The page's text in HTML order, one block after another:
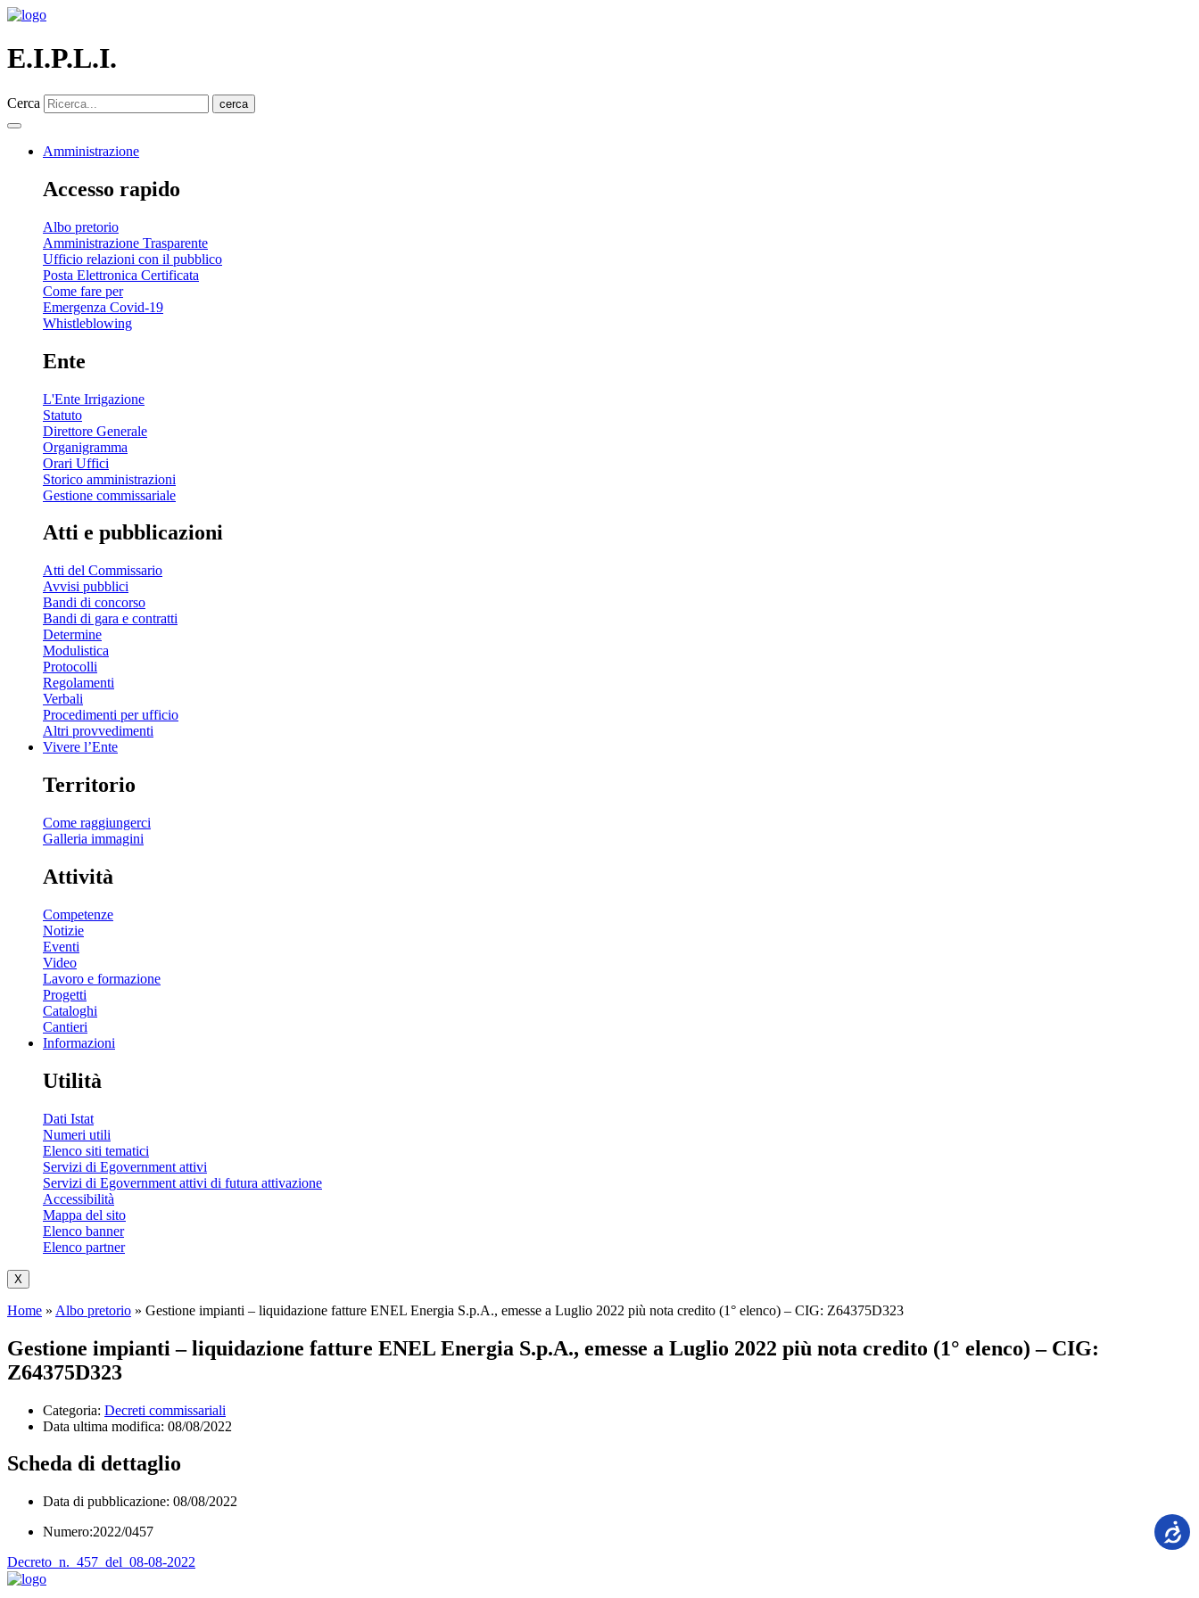
E.I.P.L.I.
Cerca cerca
Amministrazione
Accesso rapido
Albo pretorio
Amministrazione Trasparente
Ufficio relazioni con il pubblico
Posta Elettronica Certificata
Come fare per
Emergenza Covid-19
Whistleblowing
Ente
L'Ente Irrigazione
Statuto
Direttore Generale
Organigramma
Orari Uffici
Storico amministrazioni
Gestione commissariale
Atti e pubblicazioni
Atti del Commissario
Avvisi pubblici
Bandi di concorso
Bandi di gara e contratti
Determine
Modulistica
Protocolli
Regolamenti
Verbali
Procedimenti per ufficio
Altri provvedimenti
Vivere l’Ente
Territorio
Come raggiungerci
Galleria immagini
Attività
Competenze
Notizie
Eventi
Video
Lavoro e formazione
Progetti
Cataloghi
Cantieri
Informazioni
Utilità
Dati Istat
Numeri utili
Elenco siti tematici
Servizi di Egovernment attivi
Servizi di Egovernment attivi di futura attivazione
Accessibilità
Mappa del sito
Elenco banner
Elenco partner
X
Home » Albo pretorio » Gestione impianti – liquidazione fatture ENEL Energia S.p.A., emesse a Luglio 2022 più nota credito (1° elenco) – CIG: Z64375D323
Gestione impianti – liquidazione fatture ENEL Energia S.p.A., emesse a Luglio 2022 più nota credito (1° elenco) – CIG:
Z64375D323
Categoria: Decreti commissariali
Data ultima modifica: 08/08/2022
Scheda di dettaglio
Data di pubblicazione: 08/08/2022
Numero:2022/0457
Decreto_n._457_del_08-08-2022